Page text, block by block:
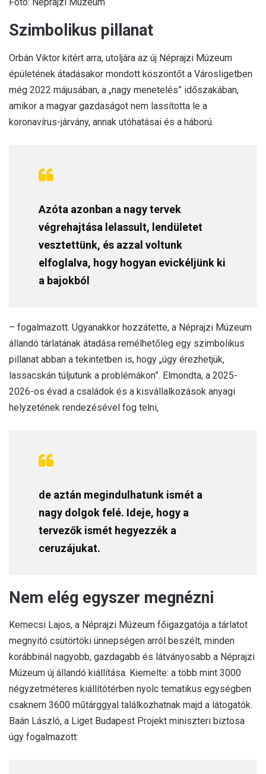
Szimbolikus pillanat
Orbán Viktor kitért arra, utoljára az új Néprajzi Múzeum
épületének átadásakor mondott köszöntőt a Városligetben
még 2022 májusában, a „nagy menetelés” időszakában,
amikor a magyar gazdaságot nem lassította le a
koronavírus-járvány, annak utóhatásai és a háború.
Azóta azonban a nagy tervek
végrehajtása lelassult, lendületet
vesztettünk, és azzal voltunk
elfoglalva, hogy hogyan evickéljünk ki
a bajokból
– fogalmazott. Ugyanakkor hozzátette, a Néprajzi Múzeum
állandó tárlatának átadása remélhetőleg egy szimbolikus
pillanat abban a tekintetben is, hogy „úgy érezhetjük,
lassacskán túljutunk a problémákon”. Elmondta, a 2025-
2026-os évad a családok és a kisvállalkozások anyagi
helyzetének rendezésével fog telni,
de aztán megindulhatunk ismét a
nagy dolgok felé. Ideje, hogy a
tervezők ismét hegyezzék a
ceruzájukat.
Nem elég egyszer megnézni
Kemecsi Lajos, a Néprajzi Múzeum főigazgatója a tárlatot
megnyitó csütörtöki ünnepségen arról beszélt, minden
korábbinál nagyobb, gazdagabb és látványosabb a Néprajzi
Múzeum új állandó kiállítása. Kiemelte: a több mint 3000
négyzetméteres kiállítótérben nyolc tematikus egységben
csaknem 3600 műtárggyal találkozhatnak majd a látogatók.
Baán László, a Liget Budapest Projekt miniszteri biztosa
úgy fogalmazott: